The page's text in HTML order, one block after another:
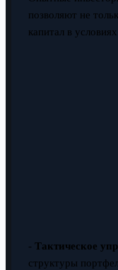
позволяют не
капитал в
- Тактическое
структуры